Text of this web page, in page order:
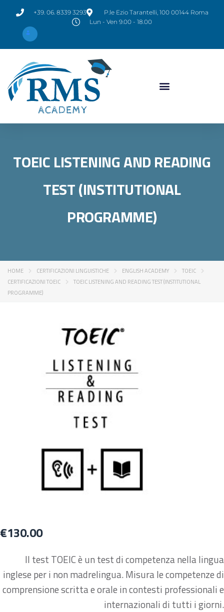
+39. 06. 8339 3293
P.le Ezio Tarantelli, 100 00144 Roma
Lun - Ven 9.00 - 18.00
TOEIC LISTENING AND READING
TEST (INSTITUTIONAL
PROGRAMME)
HOME CERTIFICAZIONI LINGUISTICHE ENGLISH ACADEMY
TOEIC
CERTIFICAZIONI TOEIC
TOEIC LISTENING AND READING TEST (INSTITUTIONAL
PROGRAMME)
€130.00
Il test TOEIC è un test di competenza nella lingua
inglese per i non madrelingua. Misura le competenze di
comprensione scritta e orale in contesti professionali e
internazionali di tutti i giorni.